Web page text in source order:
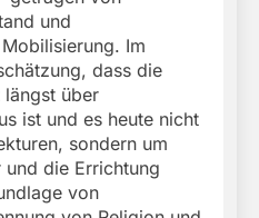
und
Im
dass die
längst über
ist und es heute nicht
sondern um
die Errichtung
von